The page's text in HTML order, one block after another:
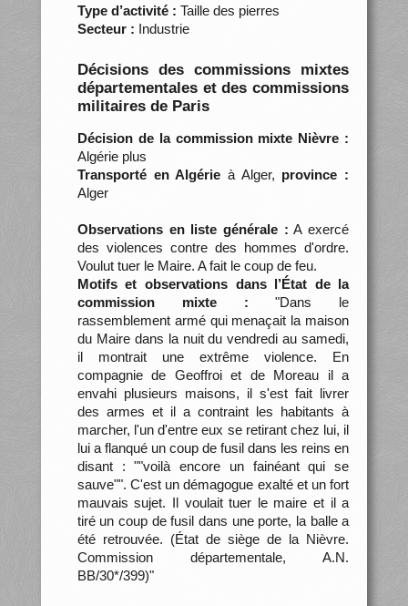
Type d’activité : Taille des pierres
Secteur : Industrie
Décisions des commissions mixtes
départementales et des commissions
militaires de Paris
Décision de la commission mixte Nièvre :
Algérie plus
Transporté en Algérie à Alger, province :
Alger
Observations en liste générale : A exercé
des violences contre des hommes d'ordre.
Voulut tuer le Maire. A fait le coup de feu.
Motifs et observations dans l’État de la
commission mixte : "Dans le
rassemblement armé qui menaçait la maison
du Maire dans la nuit du vendredi au samedi,
il montrait une extrême violence. En
compagnie de Geoffroi et de Moreau il a
envahi plusieurs maisons, il s'est fait livrer
des armes et il a contraint les habitants à
marcher, l'un d'entre eux se retirant chez lui, il
lui a flanqué un coup de fusil dans les reins en
disant : ""voilà encore un fainéant qui se
sauve"". C'est un démagogue exalté et un fort
mauvais sujet. Il voulait tuer le maire et il a
tiré un coup de fusil dans une porte, la balle a
été retrouvée. (État de siège de la Nièvre.
Commission départementale, A.N.
BB/30*/399)"